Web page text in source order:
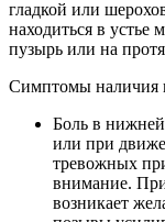
гладкой или
находиться в устье
пузырь или на
Симптомы наличия
Боль в
или при
тревожных
внимание.
возникает